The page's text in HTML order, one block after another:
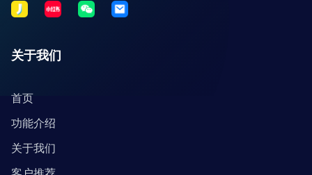
关于我们
首页
功能介绍
关于我们